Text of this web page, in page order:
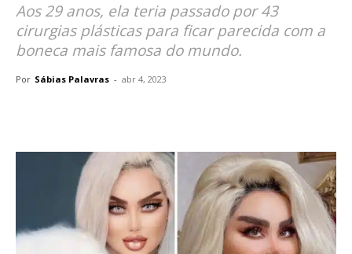
Aos 29 anos, ela teria passado por 43
cirurgias plásticas para ficar parecida com a
boneca mais famosa do mundo.
Por Sábias Palavras - abr 4, 2023